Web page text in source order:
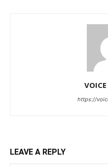
https://
LEAVE A REPLY